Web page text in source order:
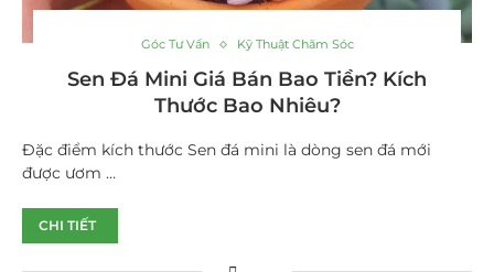
Góc Tư Vấn Kỹ Thuật Chăm Sóc
Sen Đá Mini Giá Bán Bao Tiền? Kích
Thước Bao Nhiêu?
Đặc điểm kích thước Sen đá mini là dòng sen đá mới
được ươm …
CHI TIẾT